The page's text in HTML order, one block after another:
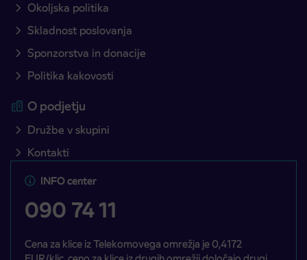
Okoljska politika
Skladnost poslovanja
Sponzorstva in donacije
Politika kakovosti
O podjetju
Družbe v skupini
Kontakti
INFO center
090 74 11
Cena za klice iz Telekomovega omrežja je 0,4172